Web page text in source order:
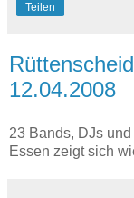
Teilen
12.04.2008
23 Bands, DJs
Essen zeigt sich